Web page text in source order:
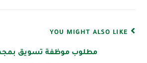
YOU MIGHT ALSO LIKE
مطلوب موظفة تسويق